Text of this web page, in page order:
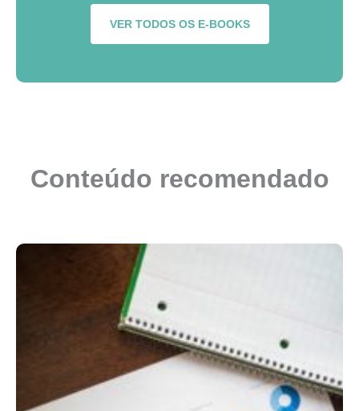
VER TODOS OS E-BOOKS
Conteúdo recomendado